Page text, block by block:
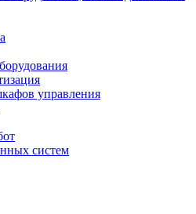
управления
систем